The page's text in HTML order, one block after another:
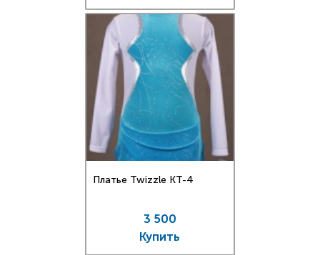
Платье Twizzle КT-4
3 500
Купить